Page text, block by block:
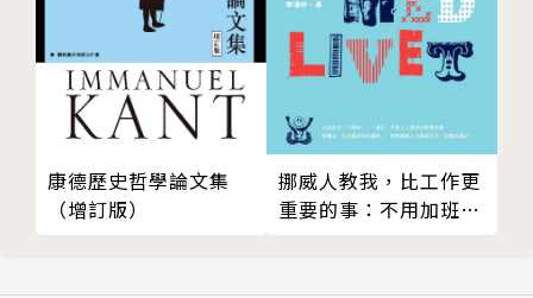
康德歷史哲學論文集
（增訂版）
挪威人教我，比工作更
重要的事：不用加班、